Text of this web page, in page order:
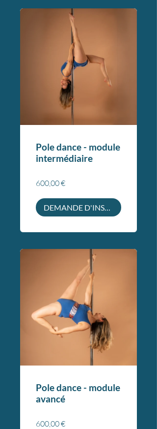
Pole dance - module
intermédiaire
600,00 €
DEMANDE D'INSCRIPTION
Pole dance - module
avancé
600,00 €